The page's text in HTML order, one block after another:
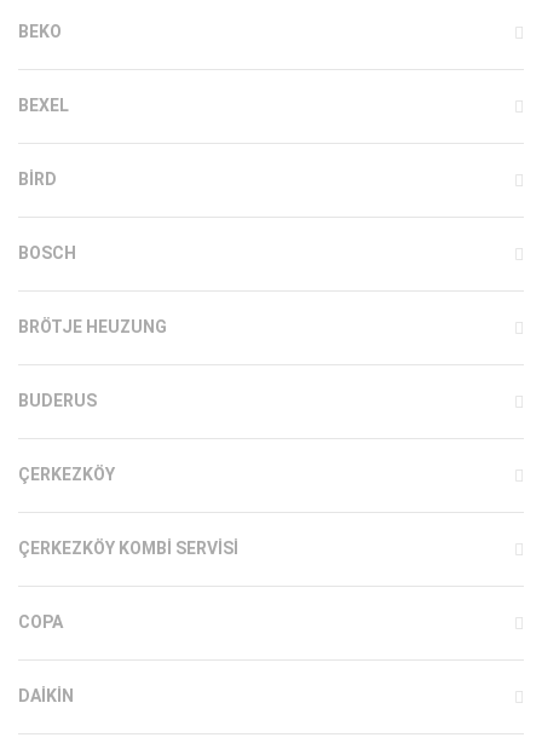
BEKO
BEXEL
BIRD
BOSCH
BRÖTJE HEUZUNG
BUDERUS
ÇERKEZKÖY
ÇERKEZKÖY KOMBI SERVISI
COPA
DAIKIN